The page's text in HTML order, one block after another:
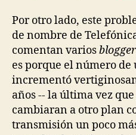
Por otro lado, este
de nombre de
comentan varios
es porque el número
incrementó
años -- la última vez
cambiaran a otro plan
transmisión un poco